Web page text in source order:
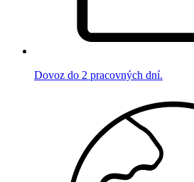
Dovoz do 2 pracovných dní.